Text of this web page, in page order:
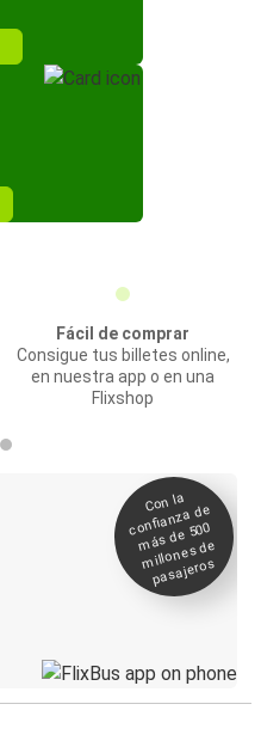
Fácil de comprar
Consigue tus billetes online,
en nuestra app o en una
Flixshop
Con la
confianza de
más de 500
millones de
pasajeros